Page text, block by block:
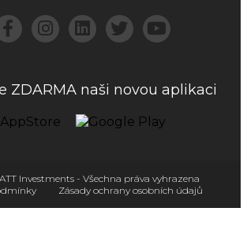
ZDARMA naši novou aplikaci
Investments - Všechna práva vyhrazena
Zásady ochrany osobních údajů